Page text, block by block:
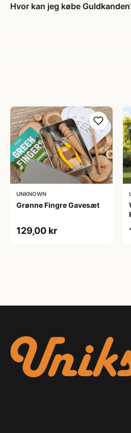
Hvor kan jeg købe
UNKNOWN
Grønne Fingre Gavesæt
129,00 kr